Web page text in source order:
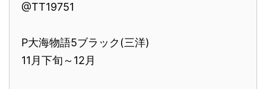
@TT19751
P大海物語5ブラック(三洋)
11月下旬～12月